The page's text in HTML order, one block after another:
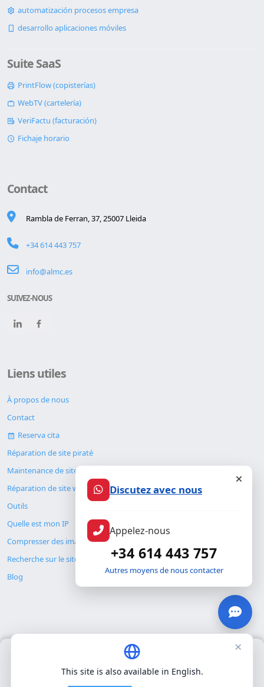
automatización procesos empresa
desarrollo aplicaciones móviles
Suite SaaS
PrintFlow (copisterías)
WebTV (cartelería)
VeriFactu (facturación)
Fichaje horario
Contact
Rambla de Ferran, 37, 25007 Lleida
+34 614 443 757
info@almc.es
SUIVEZ-NOUS
Liens utiles
À propos de nous
Contact
Reserva cita
Réparation de site piraté
Maintenance de site web
Réparation de site web
Outils
Quelle est mon IP
Compresser des images
Recherche sur le site
Blog
© Copyright 2026. ALMC SECURITY S.L.U.
Nous utilisons uniquement nos propres cookies pour le
Politique de confidentialité.
Discutez avec nous
Appelez-nous
+34 614 443 757
Autres moyens de nous contacter
×
This site is also available in English.